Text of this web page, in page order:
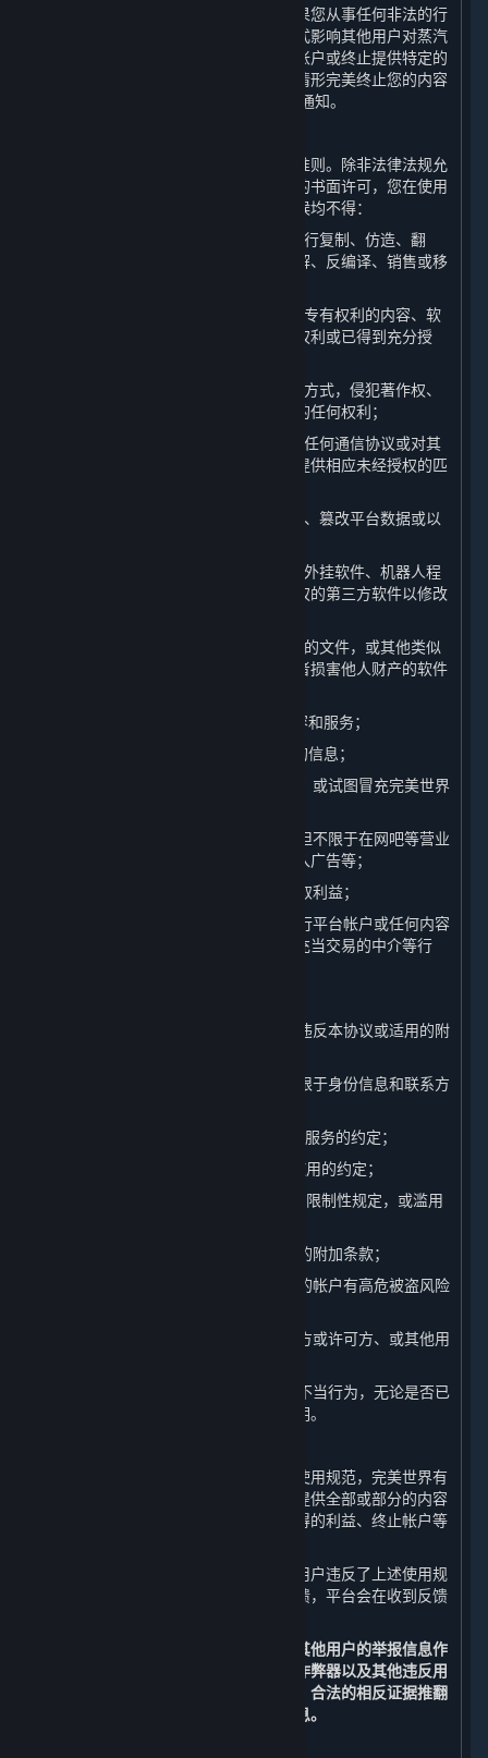
告知其他多人在线游戏服务提供方。如果您从事任何非法的行
为或活动、实施作弊行为、或以其他方式影响其他用户对蒸汽
平台的体验，完美世界可能会终止您的帐户或终止提供特定的
内容和服务。您知晓并同意，若因上述情形完美终止您的内容
和服务和/或帐户，则无需提前向您发出通知。
作为平台的用户，您同意遵守以下行为准则。除非法律法规允
许、本协议另有规定或获得了完美世界的书面许可，您在使用
平台以及其提供的内容和服务的任何时候均不得：
（1）以任何方式对平台或内容和服务进行复制、仿造、翻
译、反向工程、破解源代码、修改、拆解、反编译、销售或移
（2）上传或者以其他方式提供他人享有专有权利的内容、软
件或其他文件，除非您已经获得相应的权利或已得到充分授
（3）以通过平台使用任何材料或信息的方式，侵犯著作权、
商标、专利、商业秘密或者任何其他方的任何权利；
（4）以任何方式劫持平台网络功能中的任何通信协议或对其
进行重定向，以便为内容和服务搭建或提供相应未经授权的匹
（5）对平台服务器展开攻击、破坏平台、篡改平台数据或以
（6）开发制作、传播或使用作弊程序、外挂软件、机器人程
序、非法破解软件、插件或其他未经授权的第三方软件以修改
（7）上传或传播含有病毒、木马、蠕虫的文件，或其他类似
的、可能影响他人计算机的正常运行或者损害他人财产的软件
（8） 限制或禁止任何其他用户使用内容和服务；
（9） 获取或以其他方式收集平台用户的信息；
（10）以误导他人为目的创建虚假身份，或试图冒充完美世界
（11）商业化地利用内容和服务，包括但不限于在网吧等营业
性场所举办比赛、未经许可在游戏中插入广告等；
（12）利用平台漏洞或其他不当手段谋取利益；
（13）在未经完美世界许可的情况下进行平台帐户或任何内容
和服务的交易，为上述交易提供协助、充当交易的中介等行
（15）进行其他对平台造成不利影响或违反本协议或适用的附
（16）提供虚假的注册信息（包括但不限于身份信息和联系方
（17）违反本协议第1.B条中关于内容和服务的约定；
（18）违反本协议第1.C条中关于帐户使用的约定；
（19）违反本协议第2.D条中关于许可的限制性规定，或滥用
（20）违反本协议其他条款或其他适用的附加条款；
（21）进行经完美世界自行判断认定您的帐户有高危被盗风险
（22）参与任何影响完美世界、其关联方或许可方、或其他用
（23）参与其他在行业内被广泛认可的不当行为，无论是否已
经被本协议或其他适用的附加条款所列明。
如果您在使用平台的过程中违反了上述使用规范，完美世界有
权视行为的性质和程度中止或终止向您提供全部或部分的内容
和服务，并采取禁止发言、收回违规取得的利益、终止帐户等
在您使用平台的过程中，如果发现其他用户违反了上述使用规
范，您可以通过举报功能向平台进行反馈，平台会在收到反馈
您同意以平台的监测数据以及经核实的其他用户的举报信息作
为判断您的帐户是否被盗号、是否使用作弊器以及其他违反用
户行为规范的依据，除非您能提供充分、合法的相反证据推翻
监测数据或经核实的其他用户的举报信息。